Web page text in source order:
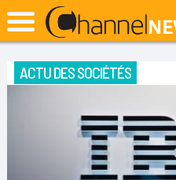
ACTU DES SOCIÉTÉS